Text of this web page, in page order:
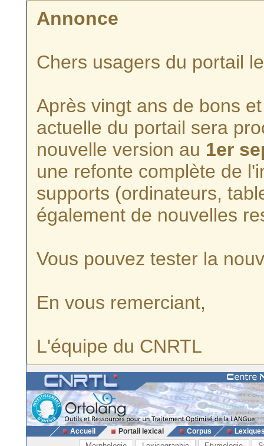
Annonce
Chers usagers du portail
Après vingt ans de bons
actuelle du portail sera
nouvelle version au 1er
une refonte complète de
supports (ordinateurs,
également de nouvelles
Vous pouvez tester la
En vous remerciant,
L'équipe du CNRTL
Accueil Portail lexical Corpus